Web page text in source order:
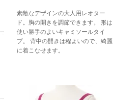
素敵なデザインの大人用レオター
ド。胸の開きを調節できます。 形は
使い勝手のよいキャミソールタイ
プ。 背中の開きは程よいので、綺麗
に着こなせます。